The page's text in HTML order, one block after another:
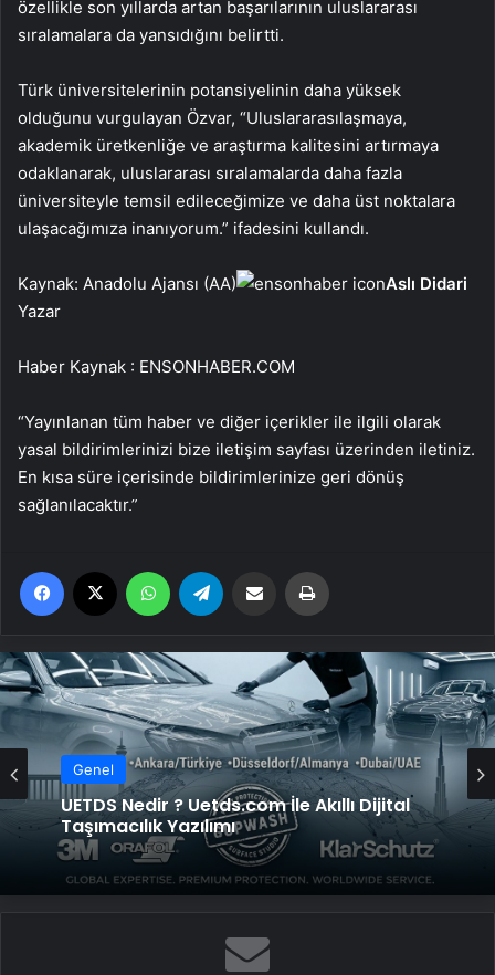
özellikle son yıllarda artan başarılarının uluslararası
sıralamalara da yansıdığını belirtti.
Türk üniversitelerinin potansiyelinin daha yüksek
olduğunu vurgulayan Özvar, “Uluslararasılaşmaya,
akademik üretkenliğe ve araştırma kalitesini artırmaya
odaklanarak, uluslararası sıralamalarda daha fazla
üniversiteyle temsil edileceğimize ve daha üst noktalara
ulaşacağımıza inanıyorum.” ifadesini kullandı.
Kaynak: Anadolu Ajansı (AA)
Aslı Didari
Yazar
Haber Kaynak : ENSONHABER.COM
“Yayınlanan tüm haber ve diğer içerikler ile ilgili olarak
yasal bildirimlerinizi bize iletişim sayfası üzerinden iletiniz.
En kısa süre içerisinde bildirimlerinize geri dönüş
sağlanılacaktır.”
Facebook WhatsApp Email'den paylaş
Genel
UETDS Nedir ? Uetds.com İle Akıllı Dijital
Taşımacılık Yazılımı